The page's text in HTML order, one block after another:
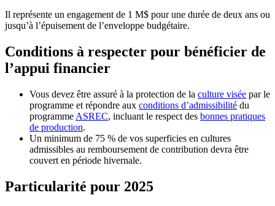
Il représente un engagement de 1 M$ pour une durée de deux ans ou
jusqu’à l’épuisement de l’enveloppe budgétaire.
Conditions à respecter pour bénéficier de
l’appui financier
Vous devez être assuré à la protection de la culture visée par le
programme et répondre aux conditions d’admissibilité du
programme ASREC, incluant le respect des bonnes pratiques
de production.
Un minimum de 75 % de vos superficies en cultures
admissibles au remboursement de contribution devra être
couvert en période hivernale.
Particularité pour 2025